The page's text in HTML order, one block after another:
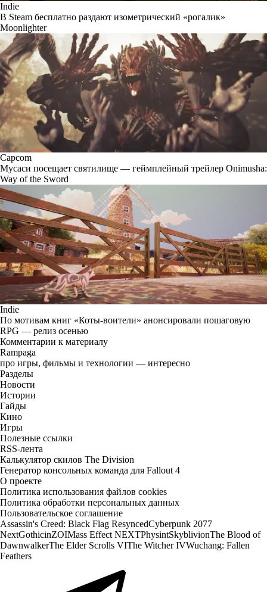
Indie
В Steam бесплатно раздают изометрический «рогалик»
Moonlighter
Capcom
Мусаси посещает святилище — геймплейный трейлер Onimusha:
Way of the Sword
Indie
По мотивам книг «Коты-воители» анонсировали пошаговую
RPG — релиз осенью
Комментарии к материалу
Rampaga
про игры, фильмы и технологии — интересно
Разделы
Новости
Истории
Гайды
Кино
Игры
Полезные ссылки
RSS-лента
Калькулятор скилов The Division
Генератор консольных команда для Fallout 4
О проекте
Политика использования файлов cookies
Политика обработки персональных данных
Пользовательское соглашение
Assassin's Creed: Black Flag ResyncedCyberpunk 2077
NextGothicinZOIMass Effect NEXTPhysintSkyblivionThe Blood of
DawnwalkerThe Elder Scrolls VIThe Witcher IVWuchang: Fallen
Feathers